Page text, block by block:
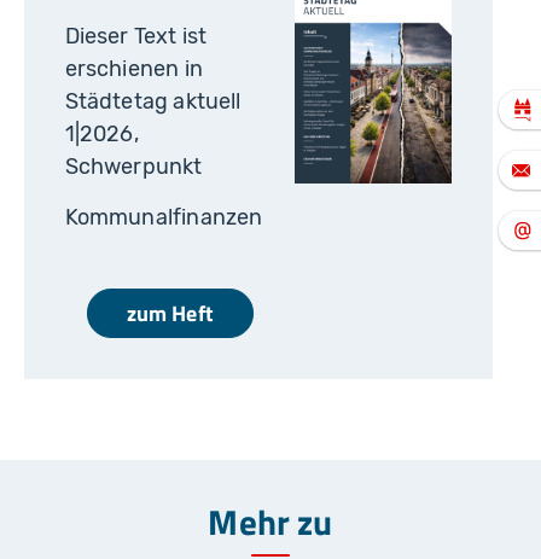
Dieser Text ist
erschienen in
Städtetag aktuell
1|2026,
Schwerpunkt
Kommunalfinanzen
zum Heft
Mehr zu